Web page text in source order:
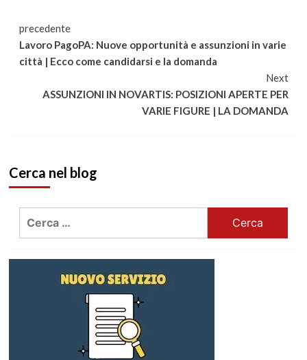
Continua
a
leggere
precedente
Lavoro PagoPA: Nuove opportunità e assunzioni in varie
città | Ecco come candidarsi e la domanda
Next
ASSUNZIONI IN NOVARTIS: POSIZIONI APERTE PER
VARIE FIGURE | LA DOMANDA
Cerca nel blog